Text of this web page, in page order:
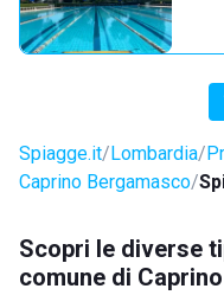
Spiagge.it Lombardia
Caprino Bergamasco
Scopri le diverse
comune di